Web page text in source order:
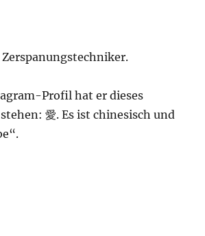
Zerspanungstechniker.
Profil hat er dieses
愛. Es ist chinesisch und